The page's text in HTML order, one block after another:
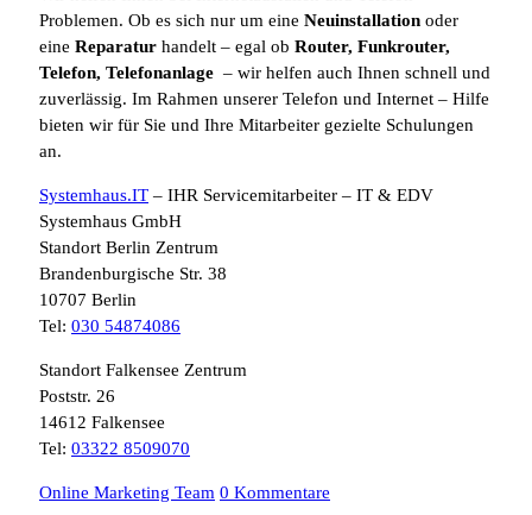
Problemen. Ob es sich nur um eine Neuinstallation oder
eine Reparatur handelt – egal ob Router, Funkrouter,
Telefon, Telefonanlage – wir helfen auch Ihnen schnell und
zuverlässig. Im Rahmen unserer Telefon und Internet – Hilfe
bieten wir für Sie und Ihre Mitarbeiter gezielte Schulungen
an.
Systemhaus.IT – IHR Servicemitarbeiter – IT & EDV
Systemhaus GmbH
Standort Berlin Zentrum
Brandenburgische Str. 38
10707 Berlin
Tel: 030 54874086
Standort Falkensee Zentrum
Poststr. 26
14612 Falkensee
Tel: 03322 8509070
Online Marketing Team 0 Kommentare